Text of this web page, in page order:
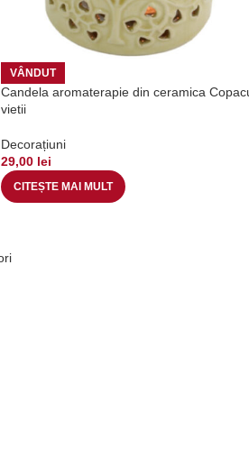
VÂNDUT
Candela aromaterapie din ceramica
vietii
Decorațiuni
29,00 lei
CITEȘTE MAI MULT